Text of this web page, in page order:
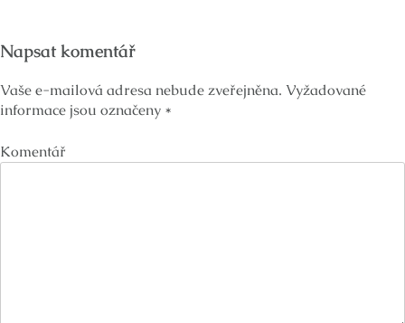
Napsat komentář
Vaše e-mailová adresa nebude zveřejněna. Vyžadované
informace jsou označeny *
Komentář